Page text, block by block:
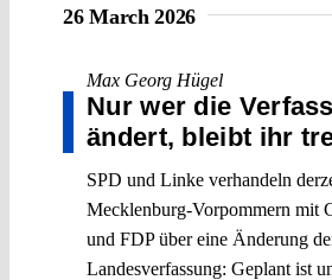
26 March 2026
Max Georg Hügel
Nur wer die
ändert, bleibt ihr
SPD und Linke verhandeln
Mecklenburg-Vorpommern mit
und FDP über eine Änderung
Landesverfassung: Geplant ist